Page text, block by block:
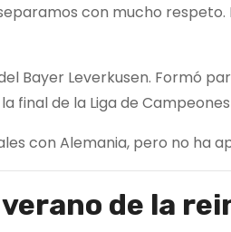
con mucho
Bayer Leverkusen. Formó
final de la Liga de
con Alemania, pero no ha
de la